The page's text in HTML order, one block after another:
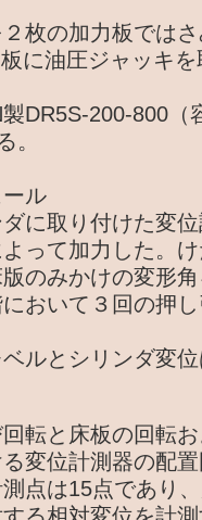
枚の加力板では
に油圧ジャッキ
DR5S-200-800（
。
ル
に取り付けた変
って加力した。
のみかけの変形
おいて３回の押
ルとシリンダ変
転と床板の回転
変位計測器の配
点は15点であり